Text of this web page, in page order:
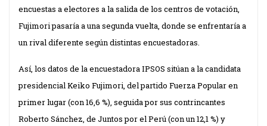
encuestas a electores a la salida de los centros de votación,
Fujimori pasaría a una segunda vuelta, donde se enfrentaría a
un rival diferente según distintas encuestadoras.
Así, los datos de la encuestadora IPSOS sitúan a la candidata
presidencial Keiko Fujimori, del partido Fuerza Popular en
primer lugar (con 16,6 %), seguida por sus contrincantes
Roberto Sánchez, de Juntos por el Perú (con un 12,1 %) y